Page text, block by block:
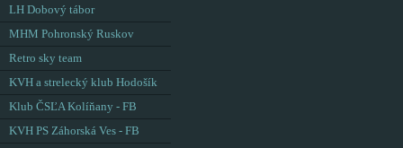
LH Dobový tábor
MHM Pohronský Ruskov
Retro sky team
KVH a strelecký klub Hodošík
Klub ČSĽA Kolíňany - FB
KVH PS Záhorská Ves - FB